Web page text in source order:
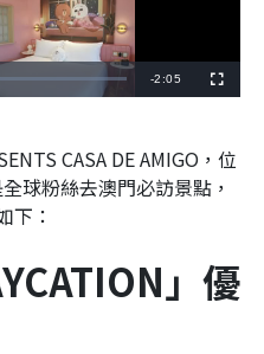
R
a
i
-2:05
u
r
e
e
n
CASA DE AMIGO，位
球粉絲去澳門必訪景點，
下：
」優